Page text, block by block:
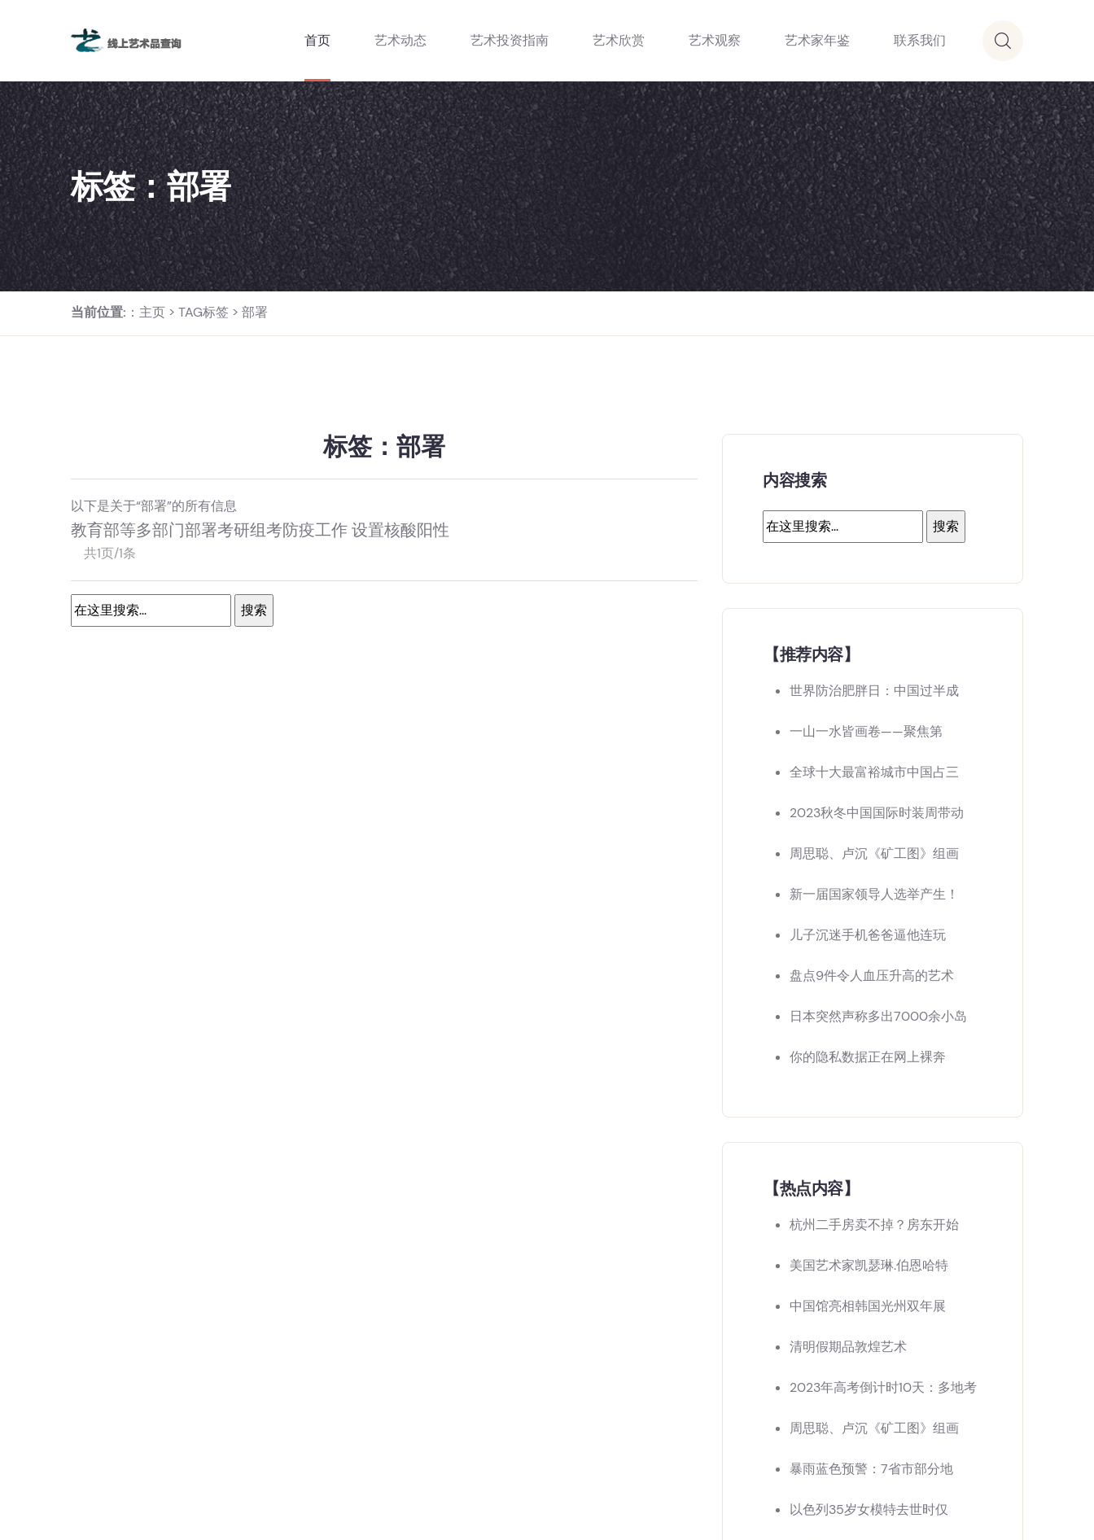
首页 艺术动态 艺术投资指南 艺术欣赏 艺术观察 艺术家年鉴 联系我们
标签：部署
当前位置: ： 主页 > TAG标签 > 部署
标签：部署
以下是关于“部署”的所有信息
教育部等多部门部署考研组考防疫工作 设置核酸阳性
共1页/1条
内容搜索
【推荐内容】
世界防治肥胖日：中国过半成
一山一水皆画卷——聚焦第
全球十大最富裕城市中国占三
2023秋冬中国国际时装周带动
周思聪、卢沉《矿工图》组画
新一届国家领导人选举产生！
儿子沉迷手机爸爸逼他连玩
盘点9件令人血压升高的艺术
日本突然声称多出7000余小岛
你的隐私数据正在网上裸奔
【热点内容】
杭州二手房卖不掉？房东开始
美国艺术家凯瑟琳.伯恩哈特
中国馆亮相韩国光州双年展
清明假期品敦煌艺术
2023年高考倒计时10天：多地考
周思聪、卢沉《矿工图》组画
暴雨蓝色预警：7省市部分地
以色列35岁女模特去世时仅